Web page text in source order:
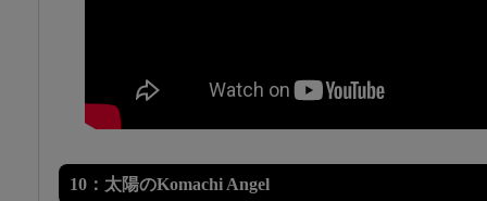
10：太陽のKomachi Angel